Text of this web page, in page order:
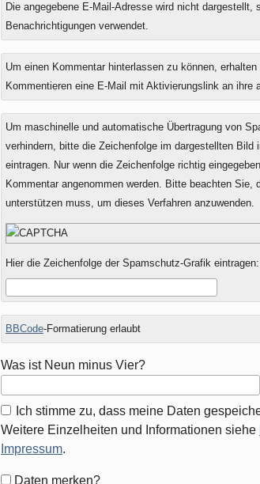
Die angegebene E-Mail-Adresse wird nicht dargestellt,
Benachrichtigungen verwendet.
Um einen Kommentar hinterlassen zu können,
Kommentieren eine E-Mail mit Aktivierungslink an ihre
Um maschinelle und automatische Übertragung von
verhindern, bitte die Zeichenfolge im dargestellten Bild
eintragen. Nur wenn die Zeichenfolge richtig
Kommentar angenommen werden. Bitte beachten Sie,
unterstützen muss, um dieses Verfahren anzuwenden.
Hier die Zeichenfolge der Spamschutz-Grafik eintragen:
BBCode-Formatierung erlaubt
Was ist Neun minus Vier?
Ich stimme zu, dass meine Daten
Weitere Einzelheiten und Informationen siehe
Impressum.
Formular-
Daten merken?